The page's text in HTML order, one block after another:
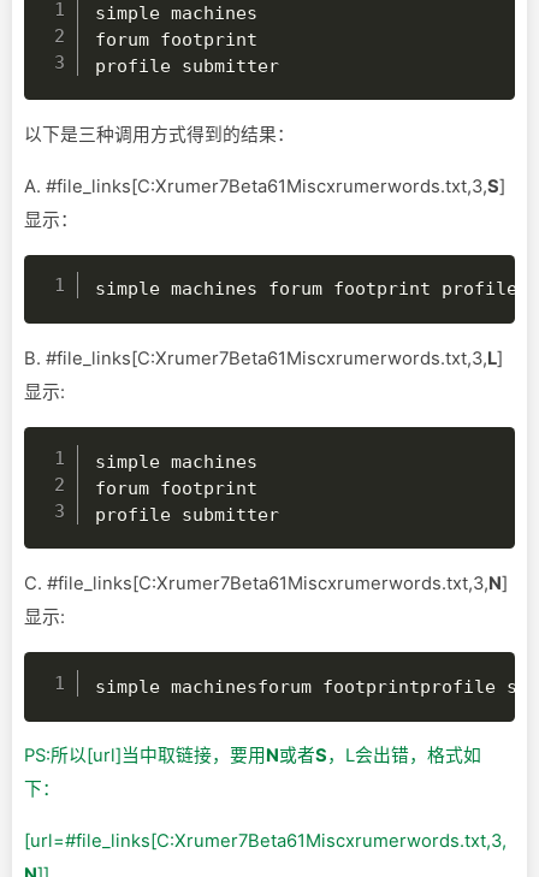
simple machines
forum footprint
profile submitter
以下是三种调用方式得到的结果：
A. #file_links[C:Xrumer7Beta61Miscxrumerwords.txt,3,S]
显示：
simple machines forum footprint profile
B. #file_links[C:Xrumer7Beta61Miscxrumerwords.txt,3,L]
显示:
simple machines
forum footprint
profile submitter
C. #file_links[C:Xrumer7Beta61Miscxrumerwords.txt,3,N]
显示:
simple machinesforum footprintprofile
PS:所以[url]当中取链接，要用 N或者S，L会出错，格式如
下：
[url=#file_links[C:Xrumer7Beta61Miscxrumerwords.txt,3,